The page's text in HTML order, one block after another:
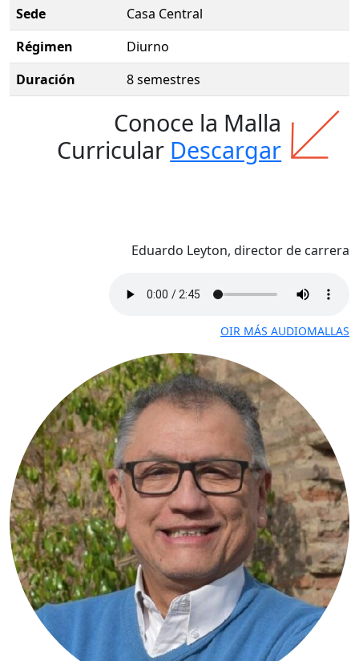
Sede
Casa Central
Régimen
Diurno
Duración
8 semestres
Conoce la Malla
Curricular Descargar
Eduardo Leyton, director de carrera
OIR MÁS AUDIOMALLAS